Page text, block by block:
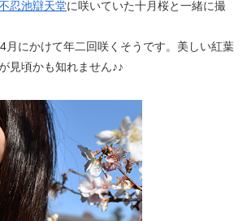
忍池辯天堂に咲いていた十月桜と一緒に撮
月にかけて年二回咲くそうです。美しい紅葉
見頃かも知れません♪♪